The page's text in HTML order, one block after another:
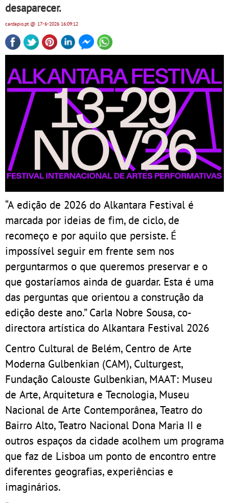
desaparecer.
cardapio.pt@ 17-6-2026 16:09:12
“A edição de 2026 do Alkantara Festival é
marcada por ideias de fim, de ciclo, de
recomeço e por aquilo que persiste. É
impossível seguir em frente sem nos
perguntarmos o que queremos preservar e o
que gostaríamos ainda de guardar. Esta é uma
das perguntas que orientou a construção da
edição deste ano.” Carla Nobre Sousa, co-
directora artística do Alkantara Festival 2026
Centro Cultural de Belém, Centro de Arte
Moderna Gulbenkian (CAM), Culturgest,
Fundação Calouste Gulbenkian, MAAT: Museu
de Arte, Arquitetura e Tecnologia, Museu
Nacional de Arte Contemporânea, Teatro do
Bairro Alto, Teatro Nacional Dona Maria II e
outros espaços da cidade acolhem um programa
que faz de Lisboa um ponto de encontro entre
diferentes geografias, experiências e
imaginários.